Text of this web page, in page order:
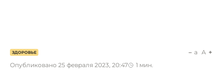
ЗДОРОВЬЕ
Опубликовано 25 февраля 2023, 20:47 1 мин.
a A